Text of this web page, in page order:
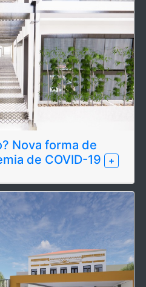
Nova forma de
de COVID-19
+